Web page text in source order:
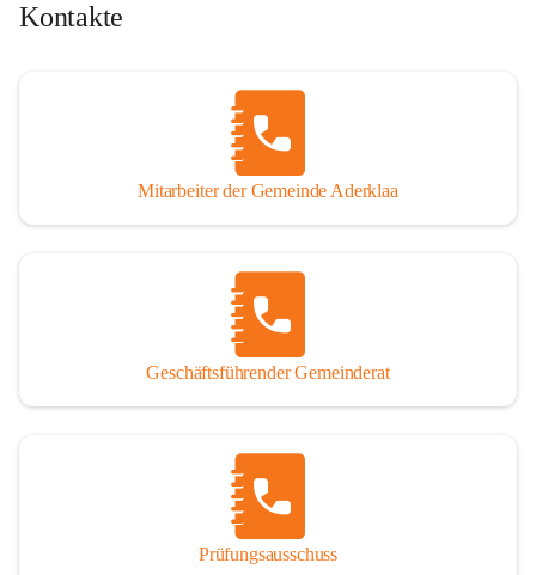
Kontakte
Mitarbeiter der Gemeinde Aderklaa
Geschäftsführender Gemeinderat
Prüfungsausschuss